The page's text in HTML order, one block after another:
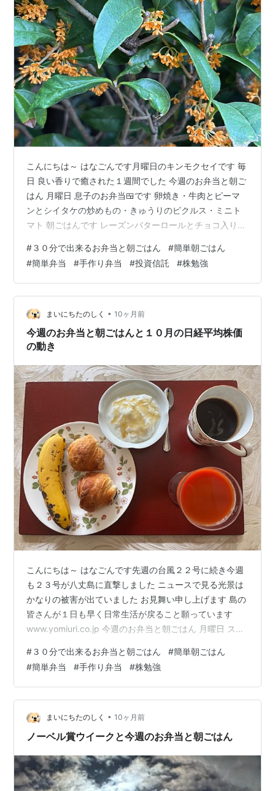
こんにちは～ はなごんです月曜日のキンモクセイです 毎
日 良い香りで癒された１週間でした 今週のお弁当と朝ご
はん 月曜日 息子のお弁当🍱です 卵焼き・牛肉とピーマ
ンとシイタケの炒めもの・きゅうりのピクルス・ミニト
マト 朝ごはんです レーズンバターロールとチョコ入りク
ーヒー 秋らしい空気に変わったので、台所に立った時に
綺麗な花で癒されるよう勝手口の前にコスモスなど秋の
花々を植えました。 台所から見た景色です。 火曜日 お
弁当🍱です エビとシイタケのソテー・ゆで卵・豚肉とナ
スとシイタケと厚揚げの炒め煮・ミニトマト 朝ごはんで
す バターロールパン・オ…
#３０分で出来るお弁当と朝ごはん #簡単朝ごはん
#簡単弁当 #手作り弁当 #投資信託 #株勉強
まいにちたのしく • 10ヶ月前
今週のお弁当と朝ごはんと１０月の日経平均株価
の動き
こんにちは～ はなごんです先週の台風２２号に続き今週
も２３号が八丈島に直撃しました ニュースで見る光景は
かなりの被害が出ていました お見舞い申し上げます 島の
皆さんが１日も早く日常生活が戻ること願っています
www.yomiuri.co.jp 今週のお弁当と朝ごはん 月曜日 スポ
ナ・野菜ジュース・手作りヨーグルトにハチミツ・コー
ヒー 火曜日 息子のお弁当🍱です 塩鮭・ゆで卵・ナスの
おひたし・きゅうりのピクルス 朝ごはんです クルミ入り
パン・オニオンスープ・野菜ジュース・手作りヨーグル
トにハチミツ・コーヒー 水曜日 弁当作りのない朝ごはん
です チ…
#３０分で出来るお弁当と朝ごはん #簡単朝ごはん
#簡単弁当 #手作り弁当 #株勉強
まいにちたのしく • 10ヶ月前
ノーベル賞ウイークと今週のお弁当と朝ごはん